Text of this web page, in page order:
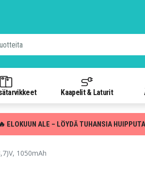
Kaapelit & Laturit
ELOKUUN ALE – LÖYDÄ TUHANSIA
1050mAh